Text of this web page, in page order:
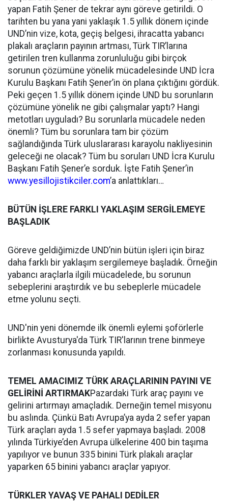
yapan Fatih Şener de tekrar aynı göreve getirildi. O
tarihten bu yana yani yaklaşık 1.5 yıllık dönem içinde
UND’nin vize, kota, geçiş belgesi, ihracatta yabancı
plakalı araçların payının artması, Türk TIR’larına
getirilen tren kullanma zorunluluğu gibi birçok
sorunun çözümüne yönelik mücadelesinde UND İcra
Kurulu Başkanı Fatih Şener’in ön plana çıktığını gördük.
Peki geçen 1.5 yıllık dönem içinde UND bu sorunların
çözümüne yönelik ne gibi çalışmalar yaptı? Hangi
metotları uyguladı? Bu sorunlarla mücadele neden
önemli? Tüm bu sorunlara tam bir çözüm
sağlandığında Türk uluslararası karayolu nakliyesinin
geleceği ne olacak? Tüm bu soruları UND İcra Kurulu
Başkanı Fatih Şener’e sorduk. İşte Fatih Şener’in
www.yesillojistikciler.com’a anlattıkları…
BÜTÜN İŞLERE FARKLI YAKLAŞIM SERGİLEMEYE
BAŞLADIK
Göreve geldiğimizde UND’nin bütün işleri için biraz
daha farklı bir yaklaşım sergilemeye başladık. Örneğin
yabancı araçlarla ilgili mücadelede, bu sorunun
sebeplerini araştırdık ve bu sebeplerle mücadele
etme yolunu seçti.
UND'nin yeni dönemde ilk önemli eylemi şoförlerle
birlikte Avusturya'da Türk TIR'larının trene binmeye
zorlanması konusunda yapıldı.
TEMEL AMACIMIZ TÜRK ARAÇLARININ PAYINI VE
GELİRİNİ ARTIRMAKPazardaki Türk araç payını ve
gelirini artırmayı amaçladık. Derneğin temel misyonu
bu aslında. Çünkü Batı Avrupa’ya ayda 2 sefer yapan
Türk araçları ayda 1.5 sefer yapmaya başladı. 2008
yılında Türkiye’den Avrupa ülkelerine 400 bin taşıma
yapılıyor ve bunun 335 binini Türk plakalı araçlar
yaparken 65 binini yabancı araçlar yapıyor.
TÜRKLER YAVAŞ VE PAHALI DEDİLER